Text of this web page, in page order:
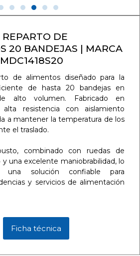
DE
20 BANDEJAS | MARCA
de alimentos diseñado para la
de hasta 20 bandejas en
alto volumen. Fabricado en
resistencia con aislamiento
a mantener la temperatura de los
el traslado.
combinado con ruedas de
y una excelente maniobrabilidad, lo
una solución confiable para
y servicios de alimentación
Ficha técnica